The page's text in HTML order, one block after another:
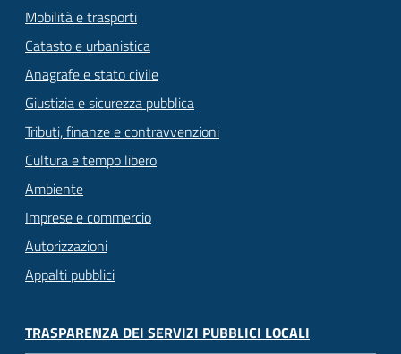
Mobilità e trasporti
Catasto e urbanistica
Anagrafe e stato civile
Giustizia e sicurezza pubblica
Tributi, finanze e contravvenzioni
Cultura e tempo libero
Ambiente
Imprese e commercio
Autorizzazioni
Appalti pubblici
TRASPARENZA DEI SERVIZI PUBBLICI LOCALI